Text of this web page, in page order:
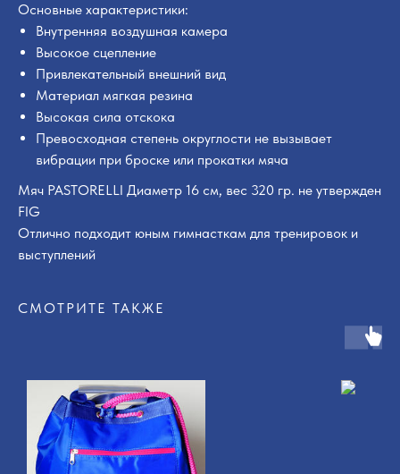
Основные характеристики:
Внутренняя воздушная камера
Высокое сцепление
Привлекательный внешний вид
Материал мягкая резина
Высокая сила отскока
Превосходная степень округлости не вызывает
вибрации при броске или прокатки мяча
Мяч PASTORELLI Диаметр 16 см, вес 320 гр. не утвержден
FIG
Отлично подходит юным гимнасткам для тренировок и
выступлений
СМОТРИТЕ ТАКЖЕ